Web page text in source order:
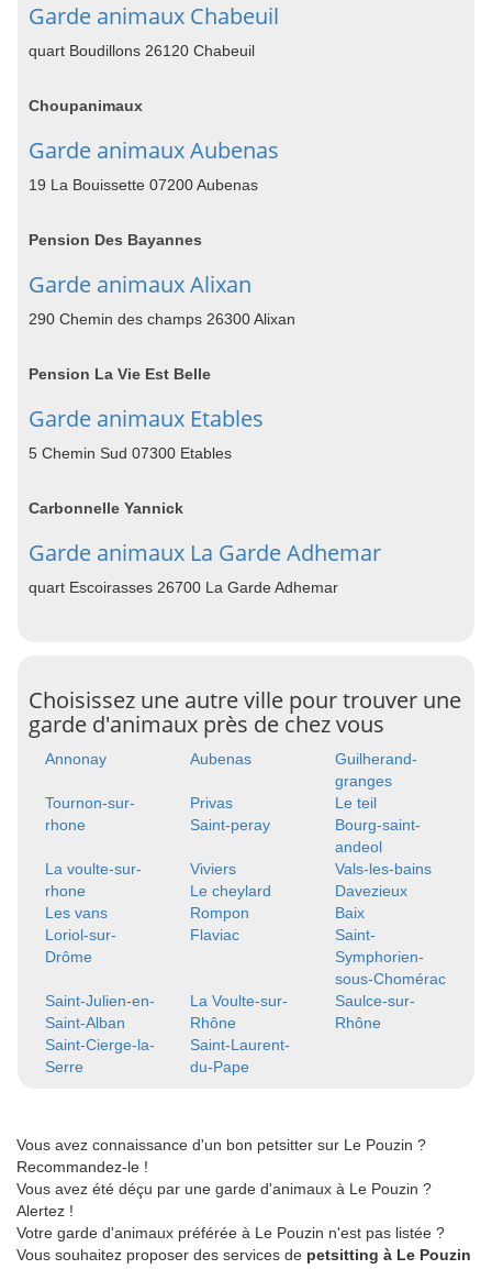
Garde animaux Chabeuil
quart Boudillons 26120 Chabeuil
Choupanimaux
Garde animaux Aubenas
19 La Bouissette 07200 Aubenas
Pension Des Bayannes
Garde animaux Alixan
290 Chemin des champs 26300 Alixan
Pension La Vie Est Belle
Garde animaux Etables
5 Chemin Sud 07300 Etables
Carbonnelle Yannick
Garde animaux La Garde Adhemar
quart Escoirasses 26700 La Garde Adhemar
Choisissez une autre ville pour trouver une
garde d'animaux près de chez vous
Annonay Aubenas
Guilherand-
granges
Tournon-sur-
rhone
Privas
Le teil
Saint-peray
Bourg-saint-
andeol
La voulte-sur-
rhone
Viviers
Vals-les-bains
Le cheylard
Davezieux
Les vans
Rompon
Baix
Loriol-sur-
Drôme
Flaviac
Saint-
Symphorien-
sous-Chomérac
Saint-Julien-en-
Saint-Alban
La Voulte-sur-
Rhône
Saulce-sur-
Rhône
Saint-Cierge-la-
Serre
Saint-Laurent-
du-Pape
Vous avez connaissance d'un bon petsitter sur Le Pouzin ?
Recommandez-le !
Vous avez été déçu par une garde d'animaux à Le Pouzin ?
Alertez !
Votre garde d'animaux préférée à Le Pouzin n'est pas listée ?
Vous souhaitez proposer des services de petsitting à Le Pouzin